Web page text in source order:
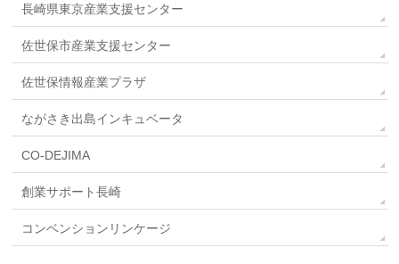
長崎県東京産業支援センター
佐世保市産業支援センター
佐世保情報産業プラザ
ながさき出島インキュベータ
CO-DEJIMA
創業サポート長崎
コンベンションリンケージ